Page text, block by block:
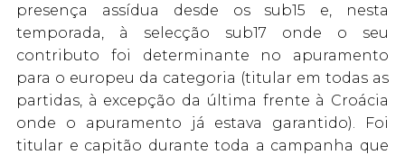
presença assídua desde os sub15 e, nesta
temporada, à selecção sub17 onde o seu
contributo foi determinante no apuramento
para o europeu da categoria (titular em todas as
partidas, à excepção da última frente à Croácia
onde o apuramento já estava garantido). Foi
titular e capitão durante toda a campanha que